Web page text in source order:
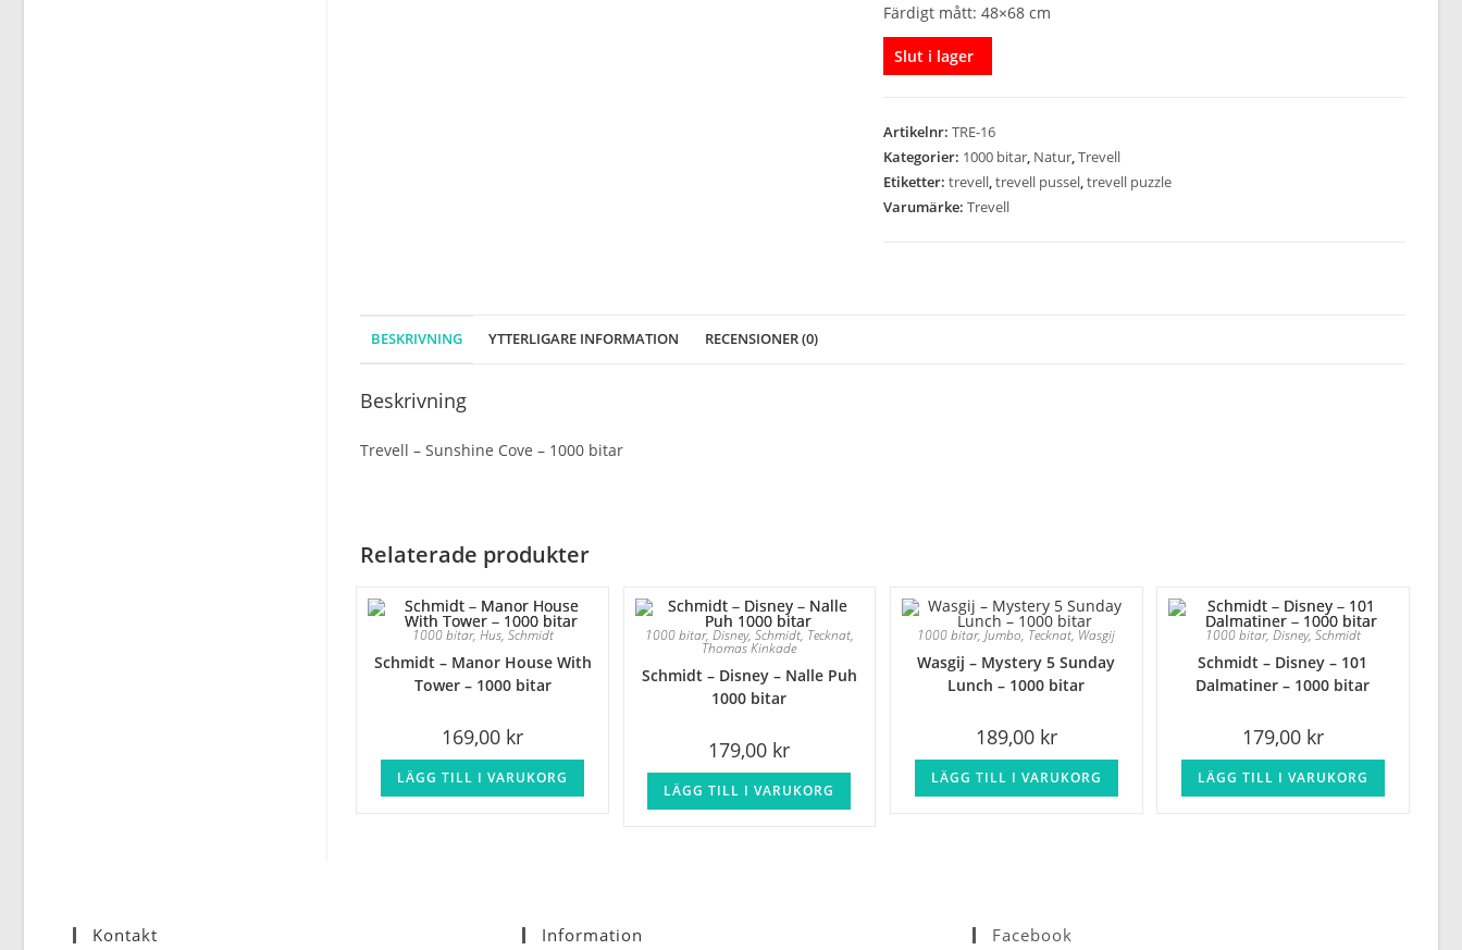
Färdigt mått: 48×68 cm
Slut i lager
Artikelnr: TRE-16
Kategorier: 1000 bitar, Natur,Trevell
Etiketter: trevell,trevell pussel,trevell puzzle
Varumärke: Trevell
BESKRIVNING YTTERLIGARE INFORMATION RECENSIONER (0)
Beskrivning
Trevell – Sunshine Cove – 1000 bitar
Relaterade produkter
1000 bitar, Hus, Schmidt
Schmidt – Manor House With
Tower – 1000 bitar
169,00 kr
LÄGG TILL I VARUKORG
1000 bitar, Disney, Schmidt, Tecknat,
Thomas Kinkade
Schmidt – Disney – Nalle Puh
1000 bitar
179,00 kr
LÄGG TILL I VARUKORG
1000 bitar,Jumbo, Tecknat, Wasgij
Wasgij – Mystery 5 Sunday
Lunch – 1000 bitar
189,00 kr
LÄGG TILL I VARUKORG
1000 bitar, Disney, Schmidt
Schmidt – Disney – 101
Dalmatiner – 1000 bitar
179,00 kr
LÄGG TILL I VARUKORG
Kontakt Information Facebook